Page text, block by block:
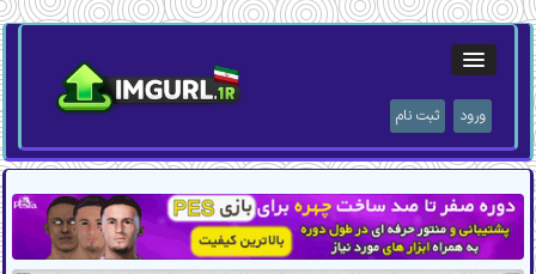
ورود ثبت نام